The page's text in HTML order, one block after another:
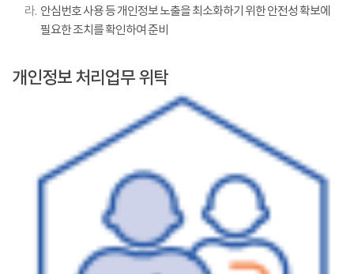
라. 안심번호 사용 등 개인정보 노출을 최소화하기 위한 안전성 확보에
필요한 조치를 확인하여 준비
개인정보 처리업무 위탁